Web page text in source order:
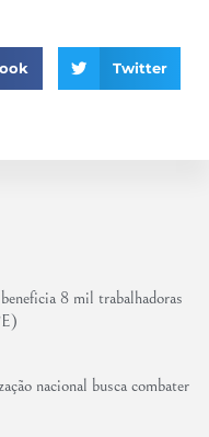
8 mil trabalhadoras
nacional busca combater
Twitter